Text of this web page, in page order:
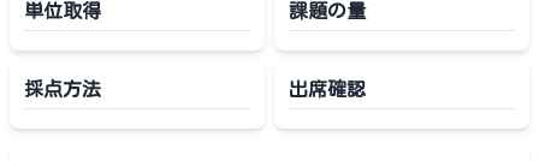
単位取得 課題の量
採点方法 出席確認